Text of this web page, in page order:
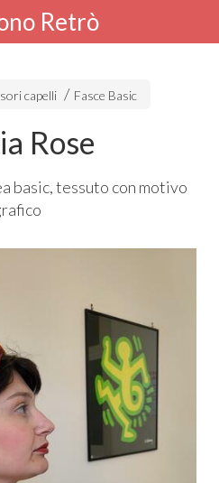
Retrò
capelli Fasce Basic
Rose
basic, tessuto con motivo